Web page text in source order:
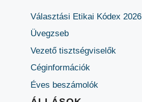
Választási Etikai Kódex 2026
Üvegzseb
Vezető tisztségviselők
Céginformációk
Éves beszámolók